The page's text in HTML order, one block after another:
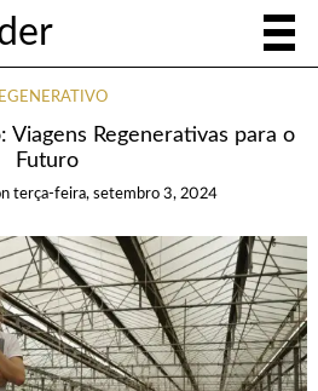
Viagens Regenerativas para o
Futuro
terça-feira, setembro 3, 2024